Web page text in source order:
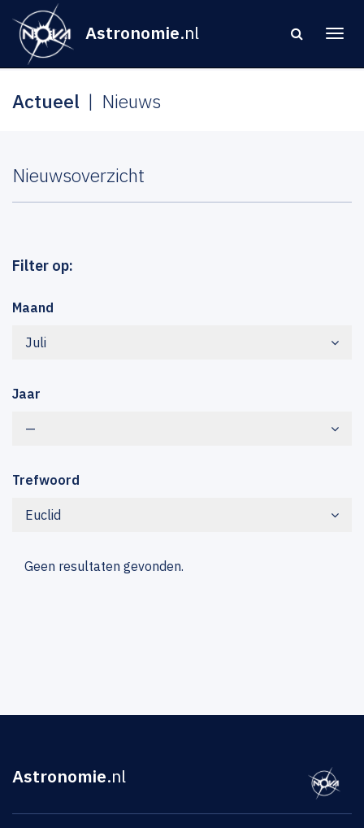
Astronomie.nl
Actueel Nieuws
Nieuwsoverzicht
Filter op:
Maand
Juli
Jaar
—
Trefwoord
Euclid
Geen resultaten gevonden.
Astronomie.nl